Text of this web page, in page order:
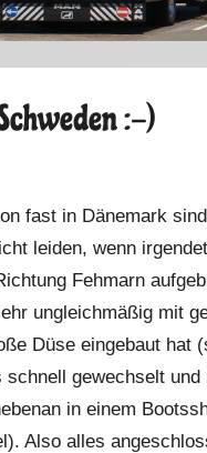
:-)
fast in Dänemark
leiden, wenn
Fehmarn
ungleichmäßig mit
Düse eingebaut hat
gewechselt
in einem
Also alles